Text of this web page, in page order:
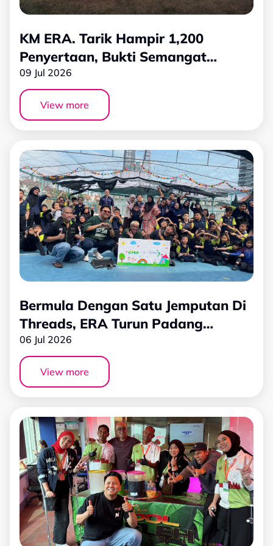
KM ERA. Tarik Hampir 1,200
Penyertaan, Bukti Semangat
Komuniti dan Sokongan Luar Biasa
Pendengar ERA
09 Jul 2026
View more
Bermula Dengan Satu Jemputan Di
Threads, ERA Turun Padang
Bersama Pelajar Disleksia
06 Jul 2026
View more